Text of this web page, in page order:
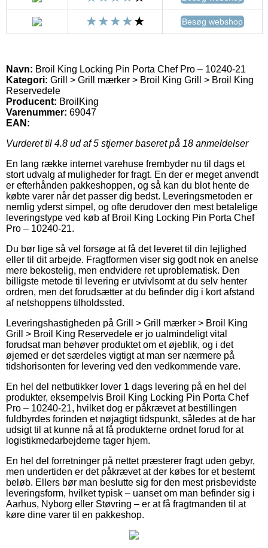
Besøg webshop
Navn: Broil King Locking Pin Porta Chef Pro – 10240-21
Kategori: Grill > Grill mærker > Broil King Grill > Broil King
Reservedele
Producent: BroilKing
Varenummer: 69047
EAN:
Vurderet til 4.8 ud af 5 stjerner baseret på 18 anmeldelser
En lang række internet varehuse frembyder nu til dags et
stort udvalg af muligheder for fragt. En der er meget anvendt
er efterhånden pakkeshoppen, og så kan du blot hente de
købte varer når det passer dig bedst. Leveringsmetoden er
nemlig yderst simpel, og ofte derudover den mest betalelige
leveringstype ved køb af Broil King Locking Pin Porta Chef
Pro – 10240-21.
Du bør lige så vel forsøge at få det leveret til din lejlighed
eller til dit arbejde. Fragtformen viser sig godt nok en anelse
mere bekostelig, men endvidere ret uproblematisk. Den
billigste metode til levering er utvivlsomt at du selv henter
ordren, men det forudsætter at du befinder dig i kort afstand
af netshoppens tilholdssted.
Leveringshastigheden på Grill > Grill mærker > Broil King
Grill > Broil King Reservedele er jo ualmindeligt vital
forudsat man behøver produktet om et øjeblik, og i det
øjemed er det særdeles vigtigt at man ser nærmere på
tidshorisonten for levering ved den vedkommende vare.
En hel del netbutikker lover 1 dags levering på en hel del
produkter, eksempelvis Broil King Locking Pin Porta Chef
Pro – 10240-21, hvilket dog er påkrævet at bestillingen
fuldbyrdes forinden et nøjagtigt tidspunkt, således at de har
udsigt til at kunne nå at få produkterne ordnet forud for at
logistikmedarbejderne tager hjem.
En hel del forretninger på nettet præsterer fragt uden gebyr,
men undertiden er det påkrævet at der købes for et bestemt
beløb. Ellers bør man beslutte sig for den mest prisbevidste
leveringsform, hvilket typisk – uanset om man befinder sig i
Aarhus, Nyborg eller Støvring – er at få fragtmanden til at
køre dine varer til en pakkeshop.